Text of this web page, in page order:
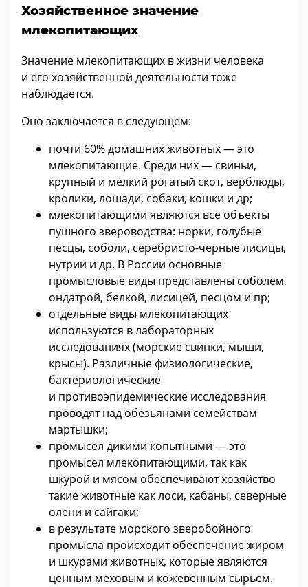
Хозяйственное значение
млекопитающих
Значение млекопитающих в жизни человека
и его хозяйственной деятельности тоже
наблюдается.
Оно заключается в следующем:
почти 60% домашних животных — это
млекопитающие. Среди них — свиньи,
крупный и мелкий рогатый скот, верблюды,
кролики, лошади, собаки, кошки и др;
млекопитающими являются все объекты
пушного звероводства: норки, голубые
песцы, соболи, серебристо-черные лисицы,
нутрии и др. В России основные
промысловые виды представлены соболем,
ондатрой, белкой, лисицей, песцом и пр;
отдельные виды млекопитающих
используются в лабораторных
исследованиях (морские свинки, мыши,
крысы). Различные физиологические,
бактериологические
и противоэпидемические исследования
проводят над обезьянами семействам
мартышки;
промысел дикими копытными — это
промысел млекопитающими, так как
шкурой и мясом обеспечивают хозяйство
такие животные как лоси, кабаны, северные
олени и сайгаки;
в результате морского зверобойного
промысла происходит обеспечение жиром
и шкурами животных, которые являются
ценным меховым и кожевенным сырьем.